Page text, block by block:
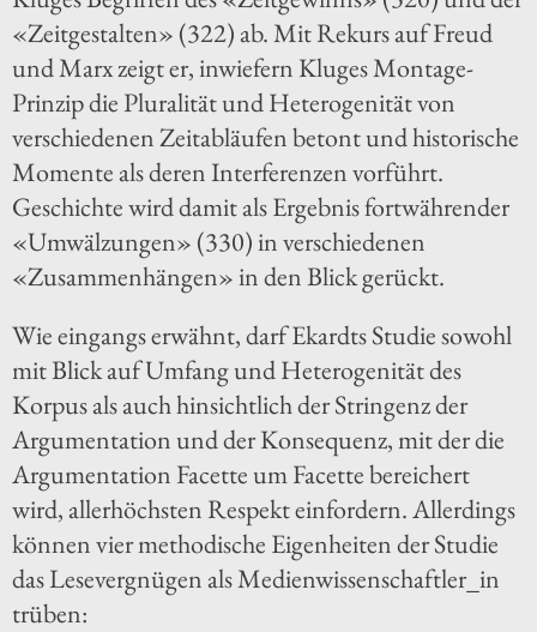
«Zeitgestalten» (322) ab. Mit Rekurs auf Freud
und Marx zeigt er, inwiefern Kluges Montage-
Prinzip die Pluralität und Heterogenität von
verschiedenen Zeitabläufen betont und historische
Momente als deren Interferenzen vorführt.
Geschichte wird damit als Ergebnis fortwährender
«Umwälzungen» (330) in verschiedenen
«Zusammenhängen» in den Blick gerückt.
Wie eingangs erwähnt, darf Ekardts Studie sowohl
mit Blick auf Umfang und Heterogenität des
Korpus als auch hinsichtlich der Stringenz der
Argumentation und der Konsequenz, mit der die
Argumentation Facette um Facette bereichert
wird, allerhöchsten Respekt einfordern. Allerdings
können vier methodische Eigenheiten der Studie
das Lesevergnügen als Medienwissenschaftler_in
trüben: